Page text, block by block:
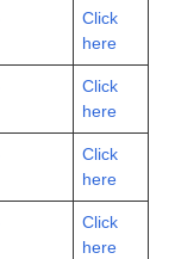
Click
here
Click
here
Click
here
Click
here